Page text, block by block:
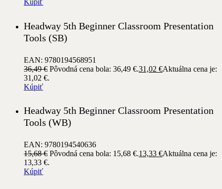
Kúpiť
Headway 5th Beginner Classroom Presentation
Tools (SB)
EAN: 9780194568951
36,49€ Pôvodná cena bola: 36,49 €.31,02 €Aktuálna cena je:
31,02 €.
Kúpiť
Headway 5th Beginner Classroom Presentation
Tools (WB)
EAN: 9780194540636
15,68€ Pôvodná cena bola: 15,68 €.13,33 €Aktuálna cena je:
13,33 €.
Kúpiť